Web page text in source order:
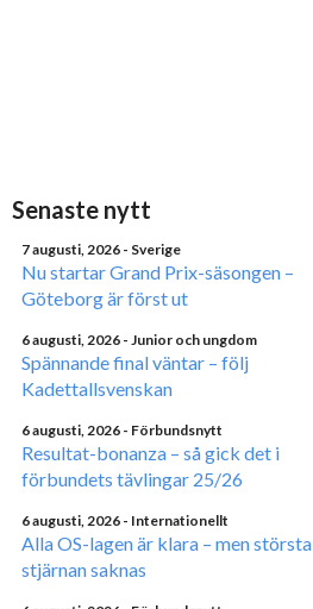
Senaste nytt
7 augusti, 2026 - Sverige
Nu startar Grand Prix-säsongen –
Göteborg är först ut
6 augusti, 2026 - Junior och ungdom
Spännande final väntar – följ
Kadettallsvenskan
6 augusti, 2026 - Förbundsnytt
Resultat-bonanza – så gick det i
förbundets tävlingar 25/26
6 augusti, 2026 - Internationellt
Alla OS-lagen är klara – men största
stjärnan saknas